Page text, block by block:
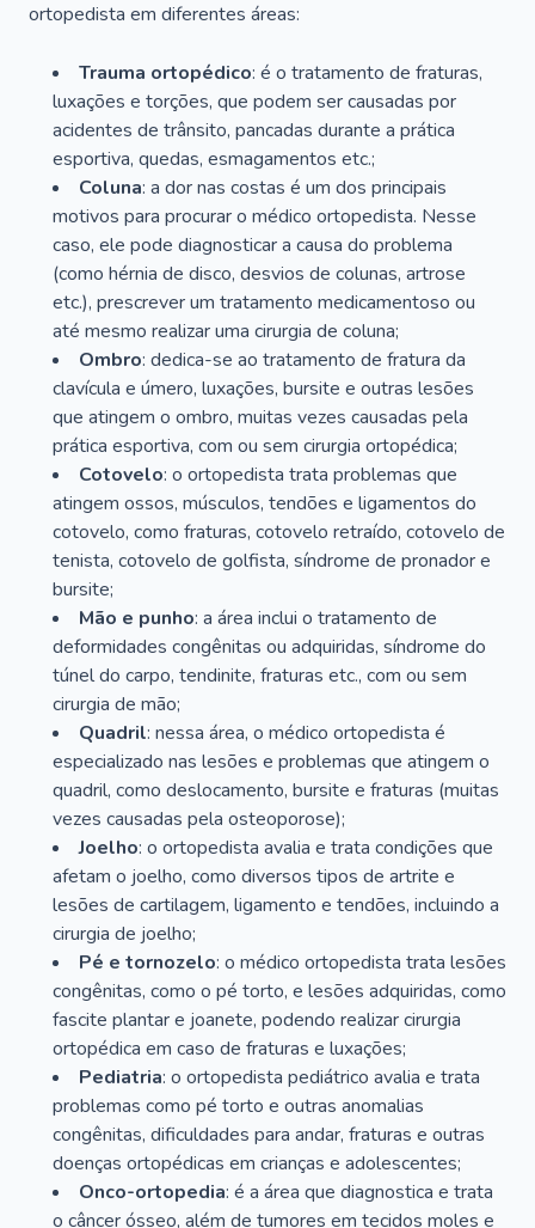
ortopedista em diferentes áreas:
Trauma ortopédico: é o tratamento de fraturas,
luxações e torções, que podem ser causadas por
acidentes de trânsito, pancadas durante a prática
esportiva, quedas, esmagamentos etc.;
Coluna: a dor nas costas é um dos principais
motivos para procurar o médico ortopedista. Nesse
caso, ele pode diagnosticar a causa do problema
(como hérnia de disco, desvios de colunas, artrose
etc.), prescrever um tratamento medicamentoso ou
até mesmo realizar uma cirurgia de coluna;
Ombro: dedica-se ao tratamento de fratura da
clavícula e úmero, luxações, bursite e outras lesões
que atingem o ombro, muitas vezes causadas pela
prática esportiva, com ou sem cirurgia ortopédica;
Cotovelo: o ortopedista trata problemas que
atingem ossos, músculos, tendões e ligamentos do
cotovelo, como fraturas, cotovelo retraído, cotovelo de
tenista, cotovelo de golfista, síndrome de pronador e
bursite;
Mão e punho: a área inclui o tratamento de
deformidades congênitas ou adquiridas, síndrome do
túnel do carpo, tendinite, fraturas etc., com ou sem
cirurgia de mão;
Quadril: nessa área, o médico ortopedista é
especializado nas lesões e problemas que atingem o
quadril, como deslocamento, bursite e fraturas (muitas
vezes causadas pela osteoporose);
Joelho: o ortopedista avalia e trata condições que
afetam o joelho, como diversos tipos de artrite e
lesões de cartilagem, ligamento e tendões, incluindo a
cirurgia de joelho;
Pé e tornozelo: o médico ortopedista trata lesões
congênitas, como o pé torto, e lesões adquiridas, como
fascite plantar e joanete, podendo realizar cirurgia
ortopédica em caso de fraturas e luxações;
Pediatria: o ortopedista pediátrico avalia e trata
problemas como pé torto e outras anomalias
congênitas, dificuldades para andar, fraturas e outras
doenças ortopédicas em crianças e adolescentes;
Onco-ortopedia: é a área que diagnostica e trata
o câncer ósseo, além de tumores em tecidos moles e